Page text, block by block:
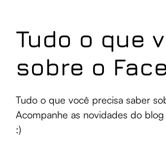
Tudo o que
sobre o
Tudo o que você precisa saber
Acompanhe as novidades do
:)